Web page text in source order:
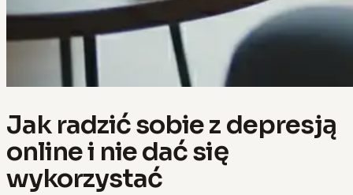
Jak radzić sobie z depresją
online i nie dać się
wykorzystać